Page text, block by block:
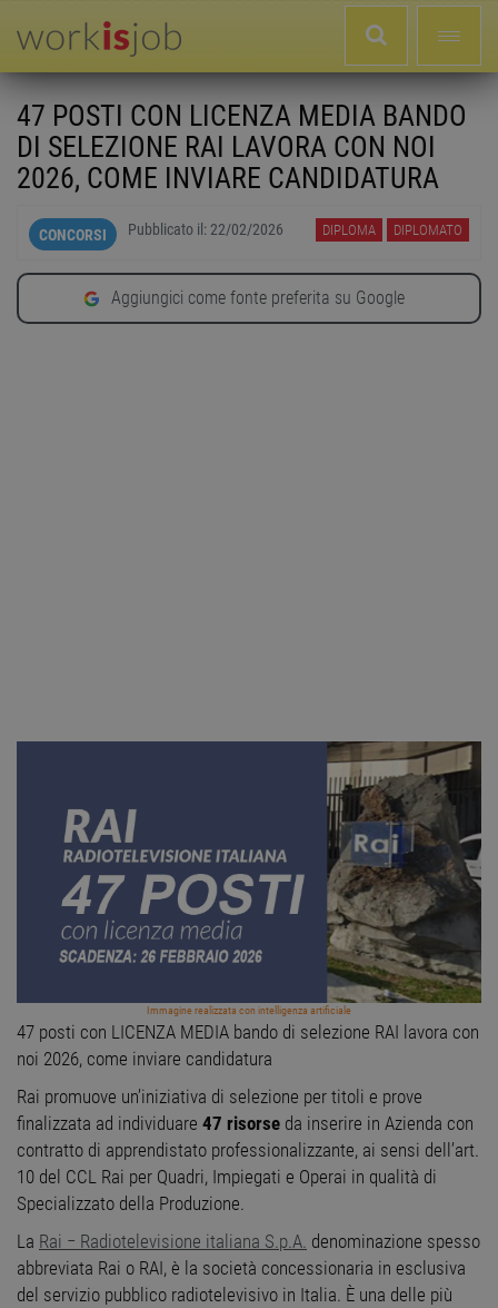
47 POSTI CON LICENZA MEDIA BANDO
DI SELEZIONE RAI LAVORA CON NOI
2026, COME INVIARE CANDIDATURA
CONCORSI Pubblicato il: 22/02/2026 DIPLOMA DIPLOMATO
Aggiungici come fonte preferita su Google
Immagine realizzata con intelligenza artificiale
47 posti con LICENZA MEDIA bando di selezione RAI lavora con
noi 2026, come inviare candidatura
Rai promuove un’iniziativa di selezione per titoli e prove
finalizzata ad individuare 47 risorse da inserire in Azienda con
contratto di apprendistato professionalizzante, ai sensi dell’art.
10 del CCL Rai per Quadri, Impiegati e Operai in qualità di
Specializzato della Produzione.
La Rai − Radiotelevisione italiana S.p.A. denominazione spesso
abbreviata Rai o RAI, è la società concessionaria in esclusiva
del servizio pubblico radiotelevisivo in Italia. È una delle più